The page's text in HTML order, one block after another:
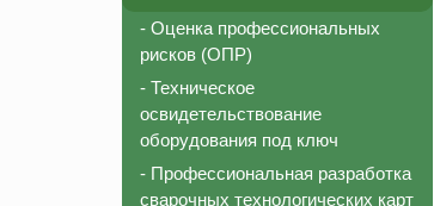
- Оценка профессиональных
рисков (ОПР)
- Техническое
освидетельствование
оборудования под ключ
- Профессиональная разработка
сварочных технологических карт